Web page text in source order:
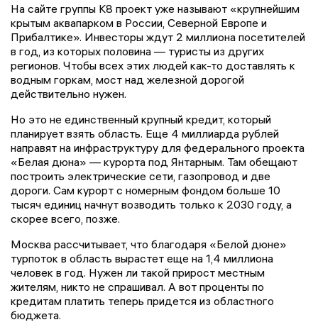
На сайте группы К8 проект уже называют «крупнейшим
крытым аквапарком в России, Северной Европе и
Прибалтике». Инвесторы ждут 2 миллиона посетителей
в год, из которых половина — туристы из других
регионов. Чтобы всех этих людей как-то доставлять к
водным горкам, мост над железной дорогой
действительно нужен.
Но это не единственный крупный кредит, который
планирует взять область. Еще 4 миллиарда рублей
направят на инфраструктуру для федерального проекта
«Белая дюна» — курорта под Янтарным. Там обещают
построить электрические сети, газопровод и две
дороги. Сам курорт с номерным фондом больше 10
тысяч единиц начнут возводить только к 2030 году, а
скорее всего, позже.
Москва рассчитывает, что благодаря «Белой дюне»
турпоток в область вырастет еще на 1,4 миллиона
человек в год. Нужен ли такой прирост местным
жителям, никто не спрашивал. А вот проценты по
кредитам платить теперь придется из областного
бюджета.